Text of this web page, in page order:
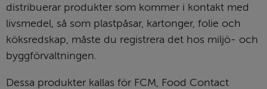
distribuerar produkter som kommer i kontakt med
livsmedel, så som plastpåsar, kartonger, folie och
köksredskap, måste du registrera det hos miljö- och
byggförvaltningen.
Dessa produkter kallas för FCM, Food Contact